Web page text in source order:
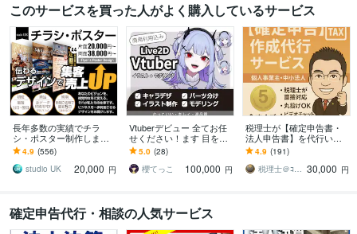
このサービスを買った人がよく購入しているサービス
長年多数の実績でチラ
シ・ポスター制作します
印象に残る、伝わるデザ
インで効果アップ
4.9 (556)
studio UK
20,000 円
Vtuberデビュー 全てお任
せください！ます 目を引
くかっこいい・キレイ・
高品質なモデルをご提
供！
5.0 (28)
櫻てっこ
100,000 円
税理士が【確定申告書・
法人申告書】を代行いた
します 「売上1,000万円以
下」の個人事業主の方！
実績1,500件
4.9 (191)
税理士＠ｺｺﾅﾗ 30,000 円
確定申告代行・相談の人気サービス